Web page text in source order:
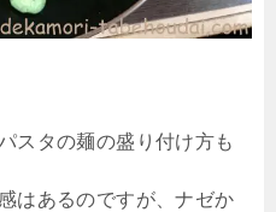
スタの麺の盛り付け方も
はあるのですが、ナゼか